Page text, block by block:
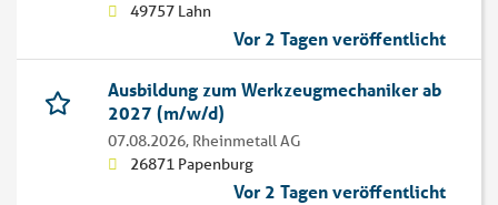
49757 Lahn
Vor 2 Tagen veröffentlicht
Ausbildung zum Werkzeugmechaniker ab
2027 (m/w/d)
07.08.2026, Rheinmetall AG
26871 Papenburg
Vor 2 Tagen veröffentlicht